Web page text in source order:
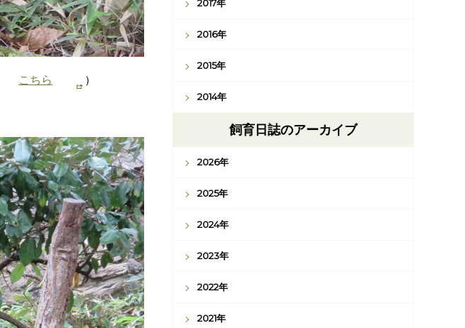
こちら ）
2017年
2016年
2015年
2014年
飼育日誌のアーカイブ
2026年
2025年
2024年
2023年
2022年
2021年